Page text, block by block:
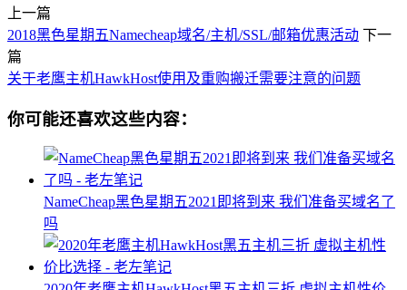
上一篇
2018黑色星期五Namecheap域名/主机/SSL/邮箱优惠活动 下一
篇
关于老鹰主机HawkHost使用及重购搬迁需要注意的问题
你可能还喜欢这些内容：
NameCheap黑色星期五2021即将到来 我们准备买域名了
吗